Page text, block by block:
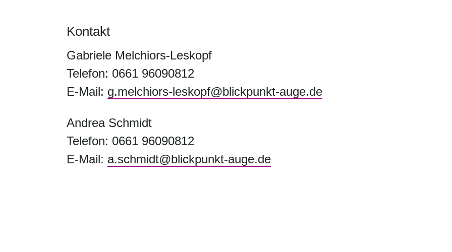
Kontakt
Gabriele Melchiors-Leskopf
Telefon: 0661 96090812
E-Mail: g.melchiors-leskopf@blickpunkt-auge.de
Andrea Schmidt
Telefon: 0661 96090812
E-Mail: a.schmidt@blickpunkt-auge.de